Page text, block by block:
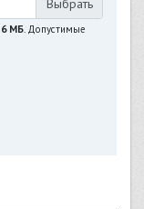
6 МБ. Допустимые